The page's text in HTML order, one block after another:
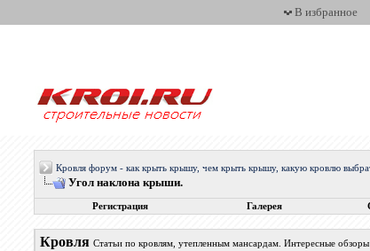
В избранное
Кровля форум - как крыть крышу, чем крыть крышу, какую кровлю
Угол наклона крыши.
Регистрация Галерея
Кровля Статьи по кровлям, утепленным мансардам. Интересные